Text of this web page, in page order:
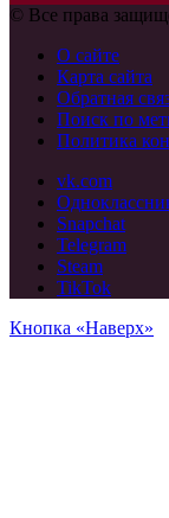
© Все права
О сайте
Карта сайта
Обратная
Поиск по
Политика
vk.com
Snapchat
Telegram
Steam
TikTok
Кнопка «Наверх»